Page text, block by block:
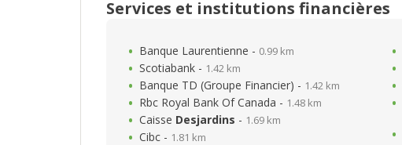
Services et institutions financières
Banque Laurentienne - 0.99 km
Scotiabank - 1.42 km
Banque TD (Groupe Financier) - 1.42 km
Rbc Royal Bank Of Canada - 1.48 km
Caisse Desjardins - 1.69 km
Cibc - 1.81 km